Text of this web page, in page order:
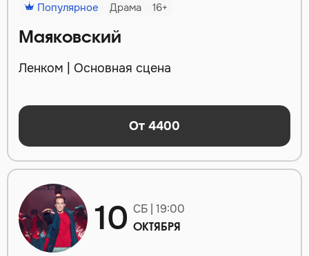
Популярное Драма 16+
Маяковский
Ленком | Основная сцена
От 4400
10 СБ | 19:00
ОКТЯБРЯ